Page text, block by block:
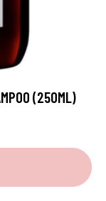
(250ML)